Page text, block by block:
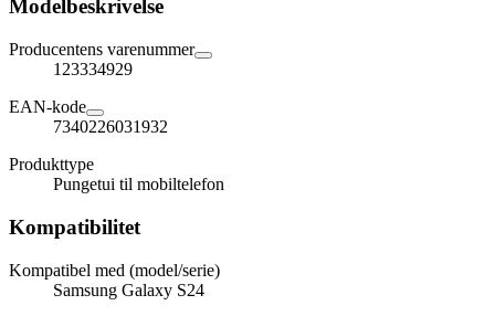
Modelbeskrivelse
Producentens varenummer
123334929
EAN-kode
7340226031932
Produkttype
Pungetui til mobiltelefon
Kompatibilitet
Kompatibel med (model/serie)
Samsung Galaxy S24